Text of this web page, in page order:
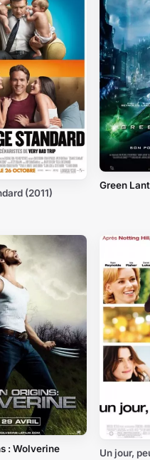
(2011)
Green
: Wolverine
Un jour,